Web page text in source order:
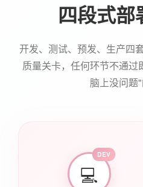
四段式部
开发、测试、预发、生产四
质量关卡，任何环节不通
脑上没问题"
💻
DEV